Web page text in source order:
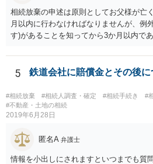
相続放棄の申述は原則としてお父様が亡
月以内に行わなければなりませんが、例
す)があることを知ってから3か月以内で
したら、早急に家裁に行って相続放棄の
書類を提出されることをおすすめいたし
他にもあるかもしれないというリスクを
にあたっては、法テラスの無料相談等を
とも十分考えられるかと存じます。また
を拝見するかぎり、再婚相手のかたは既
5 鉄道会社に賠償金とその後に
#相続放棄 #相続人調査・確定 #相続手続き #
#不動産・土地の相続
2019年6月28日
匿名A 弁護士
情報を小出しにされますといつまでも質